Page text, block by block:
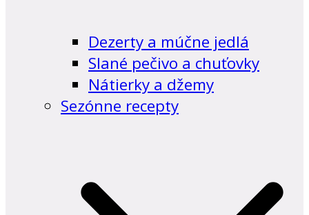
Dezerty a múčne jedlá
Slané pečivo a chuťovky
Nátierky a džemy
Sezónne recepty